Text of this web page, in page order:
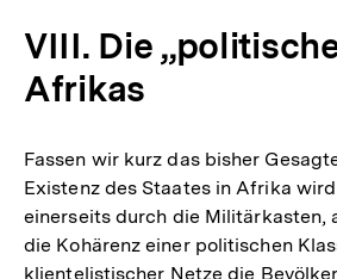
VIII. Die
Afrikas
Fassen wir kurz das bisher
Existenz des Staates in Afrika
einerseits durch die Militärkasten,
die Kohärenz einer politischen
klientelistischer Netze die